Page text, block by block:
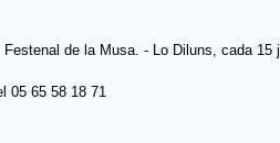
de la Musa. - Lo Diluns, cada 15
05 65 58 18 71